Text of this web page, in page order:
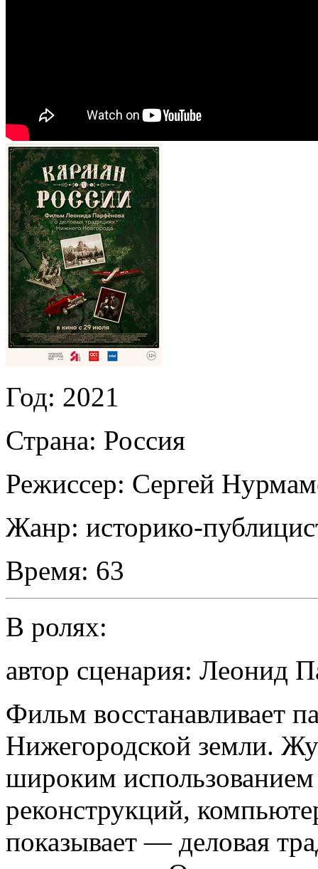
Год: 2021
Страна: Россия
Режиссер: Сергей
Жанр: историко-
Время: 63
В ролях:
автор сценария: Леонид
Фильм восстанавливает
Нижегородской земли.
широким
реконструкций,
показывает — деловая